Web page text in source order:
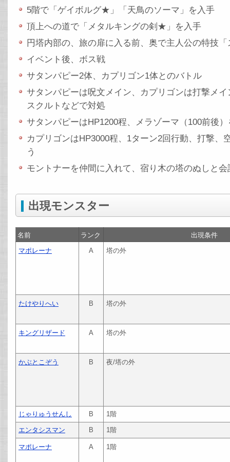
5階で「ゲイボルグ★」「天鳥のソーマ」を入手
頂上への道で「メタルキングの剣★」を入手
円塔内部の、旅の扉に入る前、奥で主人公の特技
イベント後、ボス戦
サタンパピー2体、カプリゴン1体とのバトル
サタンパピーは呪文メイン、カプリゴンは打撃メ
スクルトなどで対処
サタンパピーはHP1200程、メラゾーマ（100前後
カプリゴンはHP3000程、1ターン2回行動、打撃、
う
モントナーを仲間に入れて、宿り木の塔のぬしと会
出現モンスター
名前 ランク
出現条件
マポレーナ
A 塔の外
たけやりへい B 塔の外
キングリザード A 塔の外
かぶとこぞう B 夜/塔の外
じゃりゅうせんし B 1階
エンタシスマン B 1階
マポレーナ A 1階